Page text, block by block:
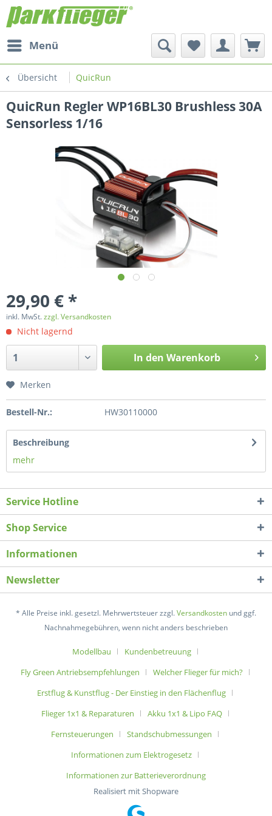
Menü
Übersicht QuicRun
QuicRun Regler WP16BL30 Brushless 30A
Sensorless 1/16
29,90 € *
inkl. MwSt.zzgl. Versandkosten
Nicht lagernd
In den Warenkorb
Merken
Bestell-Nr.: HW30110000
Beschreibung
mehr
Service Hotline
Shop Service
Informationen
Newsletter
* Alle Preise inkl. gesetzl. Mehrwertsteuer zzgl.Versandkosten und ggf.
Nachnahmegebühren, wenn nicht anders beschrieben
Modellbau
Kundenbetreuung
Fly Green Antriebsempfehlungen
Welcher Flieger für mich?
Erstflug & Kunstflug - Der Einstieg in den Flächenflug
Flieger 1x1 & Reparaturen
Akku 1x1 & Lipo FAQ
Fernsteuerungen
Standschubmessungen
Informationen zum Elektrogesetz
Informationen zur Batterieverordnung
Realisiert mit Shopware